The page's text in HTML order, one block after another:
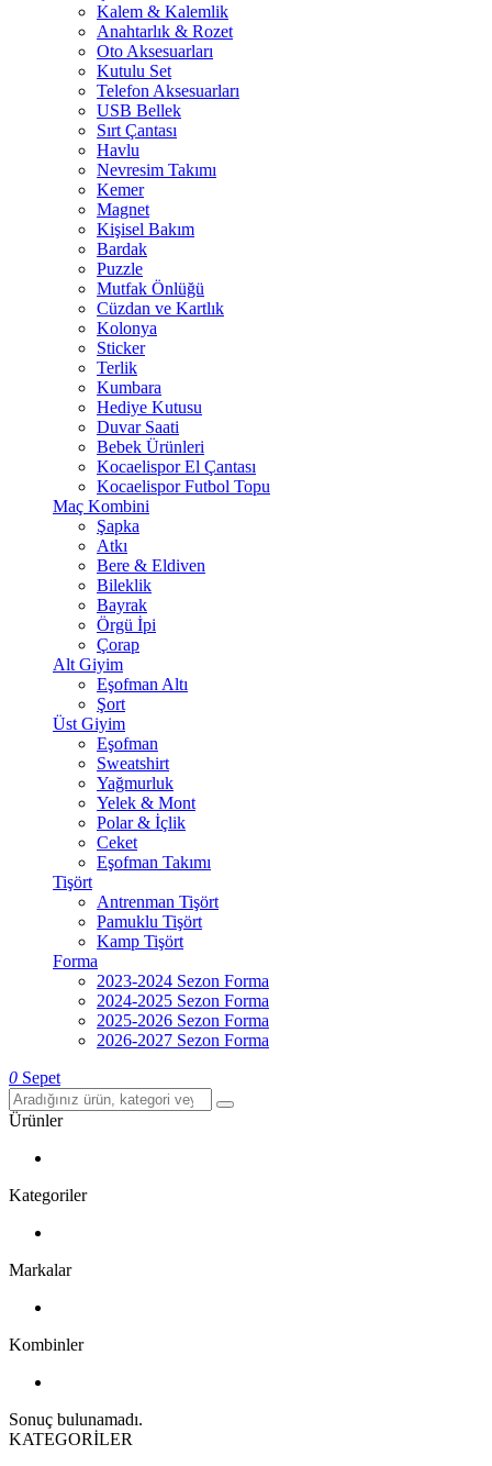
Kalem & Kalemlik
Anahtarlık & Rozet
Oto Aksesuarları
Kutulu Set
Telefon Aksesuarları
USB Bellek
Sırt Çantası
Havlu
Nevresim Takımı
Kemer
Magnet
Kişisel Bakım
Bardak
Puzzle
Mutfak Önlüğü
Cüzdan ve Kartlık
Kolonya
Sticker
Terlik
Kumbara
Hediye Kutusu
Duvar Saati
Bebek Ürünleri
Kocaelispor El Çantası
Kocaelispor Futbol Topu
Maç Kombini
Şapka
Atkı
Bere & Eldiven
Bileklik
Bayrak
Örgü İpi
Çorap
Alt Giyim
Eşofman Altı
Şort
Üst Giyim
Eşofman
Sweatshirt
Yağmurluk
Yelek & Mont
Polar & İçlik
Ceket
Eşofman Takımı
Tişört
Antrenman Tişört
Pamuklu Tişört
Kamp Tişört
Forma
2023-2024 Sezon Forma
2024-2025 Sezon Forma
2025-2026 Sezon Forma
2026-2027 Sezon Forma
0 Sepet
Ürünler
Kategoriler
Markalar
Kombinler
Sonuç bulunamadı.
KATEGORİLER